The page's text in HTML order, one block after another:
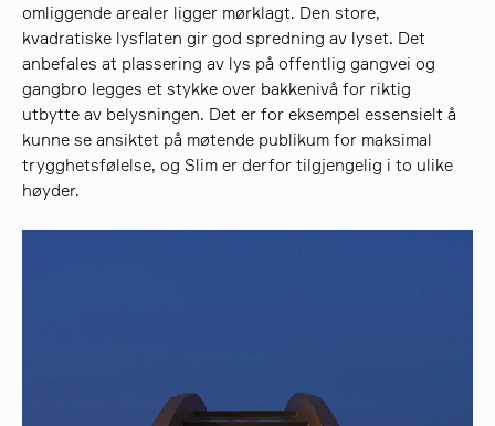
omliggende arealer ligger mørklagt. Den store,
kvadratiske lysflaten gir god spredning av lyset. Det
anbefales at plassering av lys på offentlig gangvei og
gangbro legges et stykke over bakkenivå for riktig
utbytte av belysningen. Det er for eksempel essensielt å
kunne se ansiktet på møtende publikum for maksimal
trygghetsfølelse, og Slim er derfor tilgjengelig i to ulike
høyder.